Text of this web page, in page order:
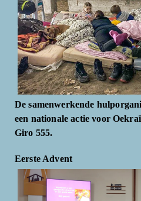
De samenwerkende
een nationale actie voor
Giro 555.
Eerste Advent